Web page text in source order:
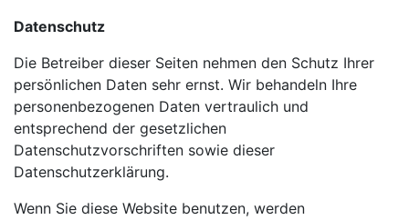
Datenschutz
Die Betreiber dieser Seiten nehmen den Schutz Ihrer
persönlichen Daten sehr ernst. Wir behandeln Ihre
personenbezogenen Daten vertraulich und
entsprechend der gesetzlichen
Datenschutzvorschriften sowie dieser
Datenschutzerklärung.
Wenn Sie diese Website benutzen, werden